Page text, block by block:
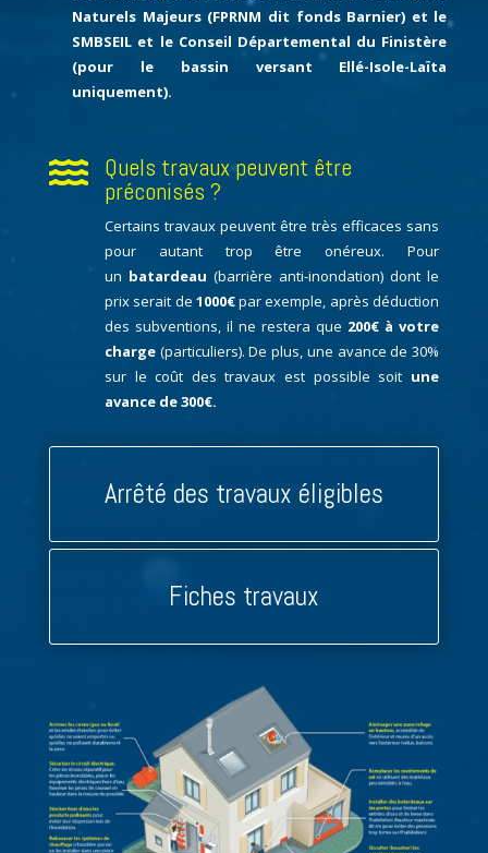
Naturels Majeurs (FPRNM dit fonds Barnier) et le
SMBSEIL et le Conseil Départemental du Finistère
(pour le bassin versant Ellé-Isole-Laïta
uniquement).
 Quels travaux peuvent être
préconisés ?
Certains travaux peuvent être très efficaces sans
pour autant trop être onéreux. Pour
un batardeau (barrière anti-inondation) dont le
prix serait de 1000€par exemple, après déduction
des subventions, il ne restera que 200€ à votre
charge(particuliers). De plus, une avance de 30%
sur le coût des travaux est possible soit une
avance de 300€.
Arrêté des travaux éligibles
Fiches travaux